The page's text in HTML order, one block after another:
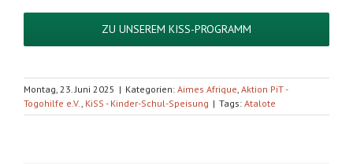
ZU UNSEREM KISS-PROGRAMM
Montag, 23. Juni 2025 | Kategorien: Aimes Afrique, Aktion PiT -
Togohilfe e.V., KiSS - Kinder-Schul-Speisung | Tags: Atalote